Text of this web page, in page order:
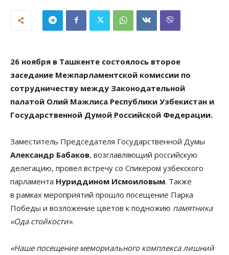
26 ноября в Ташкенте состоялось второе
заседание Межпарламентской комиссии по
сотрудничеству между Законодательной
палатой Олий Мажлиса Республики Узбекистан и
Государственной Думой Российской Федерации.
Заместитель Председателя Государственной Думы
Александр Бабаков, возглавляющий российскую
делегацию, провел встречу со Спикером узбекского
парламента Нуриддином Исмоиловым. Также
в рамках мероприятий прошло посещение Парка
Победы и возложение цветов к подножию памятника
«Ода стойкости».
«Наше посещение мемориального комплекса лишний